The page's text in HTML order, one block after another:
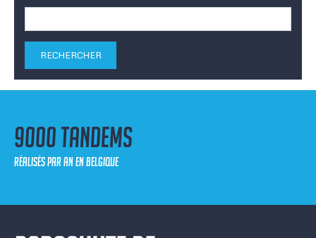
9000 tandems
réalisés par an en Belgique